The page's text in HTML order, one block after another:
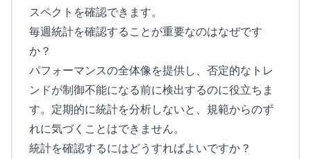
スペクトを確認できます。
毎週統計を確認することが重要なのはなぜです
か？
パフォーマンスの全体像を提供し、否定的なトレ
ンドが制御不能になる前に検出するのに役立ちま
す。定期的に統計を分析しないと、規範からのず
れに気づくことはできません。
統計を確認するにはどうすればよいですか？